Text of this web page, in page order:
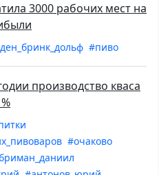
3000 рабочих мест на
#пиво
производство кваса
#очаково